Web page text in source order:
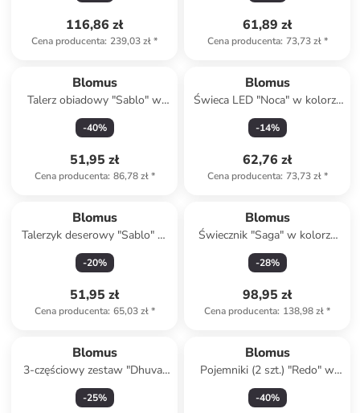
116,86 zł
Cena producenta: 239,03 zł*
61,89 zł
Cena producenta: 73,73 zł*
Blomus
Talerz obiadowy "Sablo" w
kolorze jasnoszarym - Ø 26
cm
-40%
51,95 zł
Cena producenta: 86,78 zł*
Blomus
Świeca LED "Noca" w kolorze
jasnoszarym - wys. 12 cm
-14%
62,76 zł
Cena producenta: 73,73 zł*
Blomus
Talerzyk deserowy "Sablo" w
kolorze jasnoszarym - Ø 21
cm
-20%
51,95 zł
Cena producenta: 65,03 zł*
Blomus
Świecznik "Saga" w kolorze
błękitnym - wys. 12 x Ø 12
cm
-28%
98,95 zł
Cena producenta: 138,98 zł*
Blomus
3-częściowy zestaw "Dhuva"
w kolorze szarym do
zmywania
-25%
Blomus
Pojemniki (2 szt.) "Redo" w
kolorze beżowym - 32 x 15
cm
-40%